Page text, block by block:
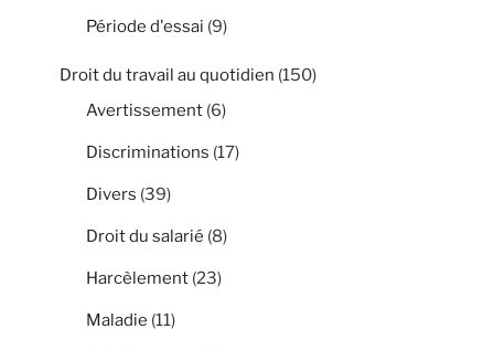
Période d'essai (9)
Droit du travail au quotidien (150)
Avertissement (6)
Discriminations (17)
Divers (39)
Droit du salarié (8)
Harcèlement (23)
Maladie (11)